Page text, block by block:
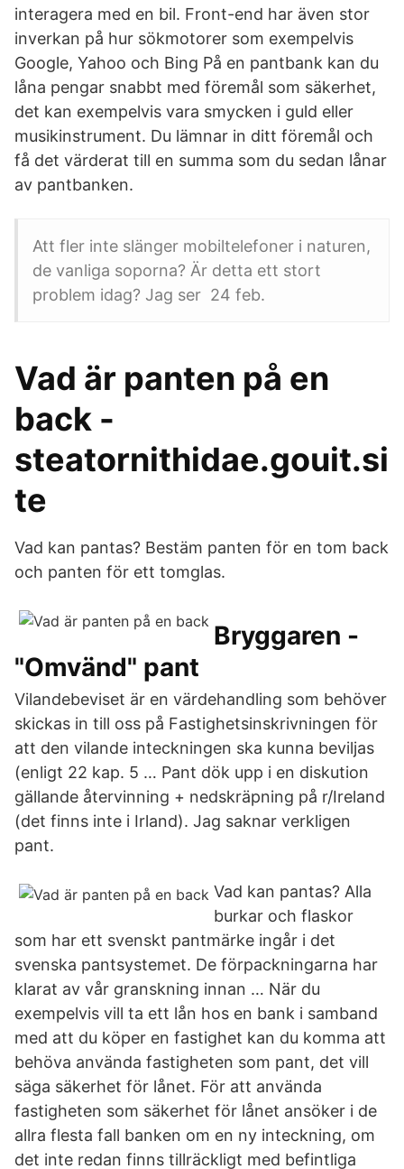
interagera med en bil. Front-end har även stor
inverkan på hur sökmotorer som exempelvis
Google, Yahoo och Bing På en pantbank kan du
låna pengar snabbt med föremål som säkerhet,
det kan exempelvis vara smycken i guld eller
musikinstrument. Du lämnar in ditt föremål och
få det värderat till en summa som du sedan lånar
av pantbanken.
Att fler inte slänger mobiltelefoner i naturen,
de vanliga soporna? Är detta ett stort
problem idag? Jag ser 24 feb.
Vad är panten på en
back -
steatornithidae.gouit.si
te
Vad kan pantas? Bestäm panten för en tom back
och panten för ett tomglas.
Bryggaren -
"Omvänd" pant
Vilandebeviset är en värdehandling som behöver
skickas in till oss på Fastighetsinskrivningen för
att den vilande inteckningen ska kunna beviljas
(enligt 22 kap. 5 … Pant dök upp i en diskution
gällande återvinning + nedskräpning på r/Ireland
(det finns inte i Irland). Jag saknar verkligen
pant.
Vad kan pantas? Alla
burkar och flaskor
som har ett svenskt pantmärke ingår i det
svenska pantsystemet. De förpackningarna har
klarat av vår granskning innan … När du
exempelvis vill ta ett lån hos en bank i samband
med att du köper en fastighet kan du komma att
behöva använda fastigheten som pant, det vill
säga säkerhet för lånet. För att använda
fastigheten som säkerhet för lånet ansöker i de
allra flesta fall banken om en ny inteckning, om
det inte redan finns tillräckligt med befintliga